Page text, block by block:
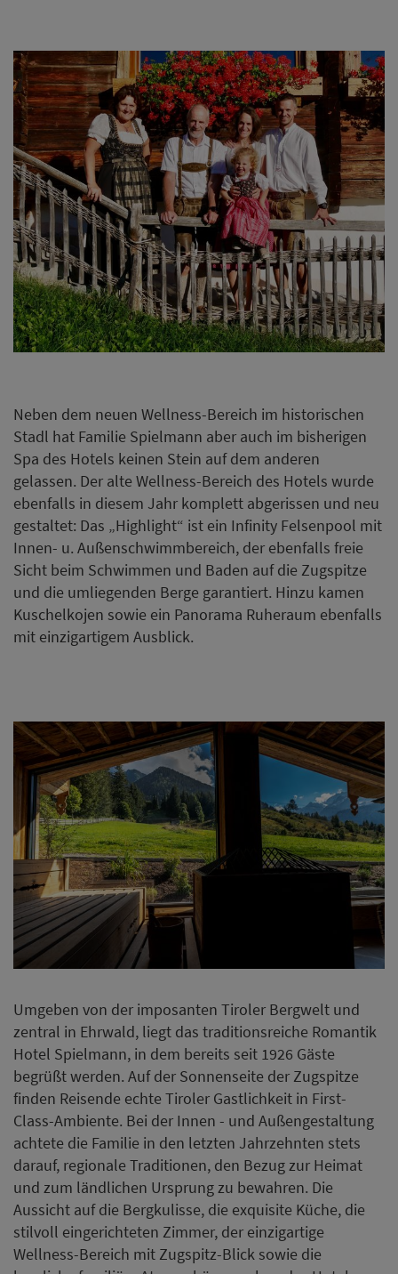
Neben dem neuen Wellness-Bereich im historischen
Stadl hat Familie Spielmann aber auch im bisherigen
Spa des Hotels keinen Stein auf dem anderen
gelassen. Der alte Wellness-Bereich des Hotels wurde
ebenfalls in diesem Jahr komplett abgerissen und neu
gestaltet: Das „Highlight“ ist ein Infinity Felsenpool mit
Innen- u. Außenschwimmbereich, der ebenfalls freie
Sicht beim Schwimmen und Baden auf die Zugspitze
und die umliegenden Berge garantiert. Hinzu kamen
Kuschelkojen sowie ein Panorama Ruheraum ebenfalls
mit einzigartigem Ausblick.
Umgeben von der imposanten Tiroler Bergwelt und
zentral in Ehrwald, liegt das traditionsreiche Romantik
Hotel Spielmann, in dem bereits seit 1926 Gäste
begrüßt werden. Auf der Sonnenseite der Zugspitze
finden Reisende echte Tiroler Gastlichkeit in First-
Class-Ambiente. Bei der Innen - und Außengestaltung
achtete die Familie in den letzten Jahrzehnten stets
darauf, regionale Traditionen, den Bezug zur Heimat
und zum ländlichen Ursprung zu bewahren. Die
Aussicht auf die Bergkulisse, die exquisite Küche, die
stilvoll eingerichteten Zimmer, der einzigartige
Wellness-Bereich mit Zugspitz-Blick sowie die